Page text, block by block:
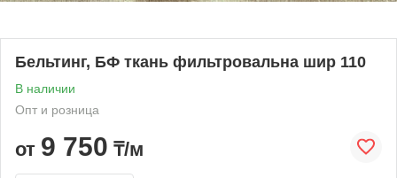
Бельтинг, БФ ткань фильтровальна шир 110
В наличии
Опт и розница
от 9 750 ₸/м